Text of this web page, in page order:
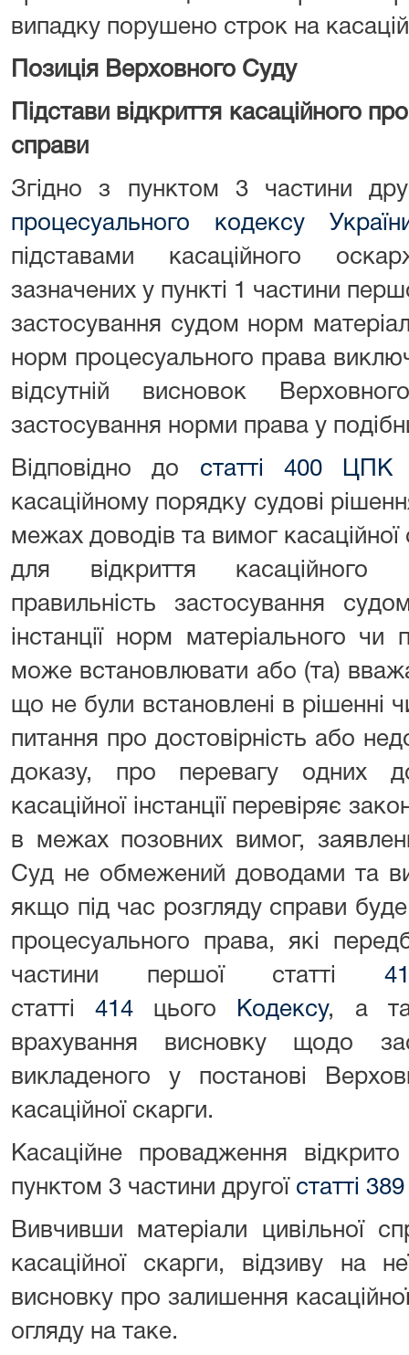
випадку порушено строк на
Позиція Верховного Суду
Підстави відкриття касаційного
справи
Згідно з пунктом 3 частини
процесуального кодексу
підставами касаційного
зазначених у пункті 1 частини
застосування судом норм
норм процесуального права
відсутній висновок
застосування норми права у
Відповідно до статті 400 ЦПК
касаційному порядку судові
межах доводів та вимог касаційної
для відкриття касаційного
правильність застосування
інстанції норм матеріального
може встановлювати або (та)
що не були встановлені в рішенні
питання про достовірність або
доказу, про перевагу одних
касаційної інстанції перевіряє
в межах позовних вимог,
Суд не обмежений доводами та
якщо під час розгляду справи
процесуального права, які
частини першої статті
статті414 цього Кодексу, а
врахування висновку щодо
викладеного у постанові
касаційної скарги.
Касаційне провадження
пунктом 3 частини другої статті
Вивчивши матеріали цивільної
касаційної скарги, відзиву на
висновку про залишення
огляду на таке.